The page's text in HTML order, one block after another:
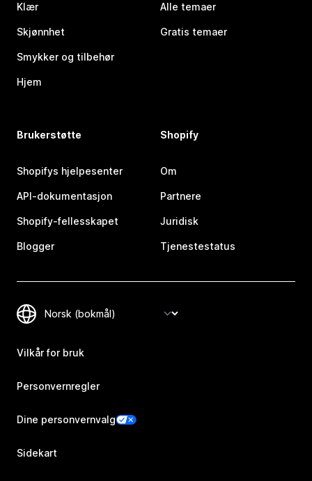
Klær
Skjønnhet
Smykker og tilbehør
Hjem
Alle temaer
Gratis temaer
Brukerstøtte
Shopifys hjelpesenter
API-dokumentasjon
Shopify-fellesskapet
Blogger
Shopify
Om
Partnere
Juridisk
Tjenestestatus
Vilkår for bruk
Personvernregler
Dine personvernvalg
Sidekart